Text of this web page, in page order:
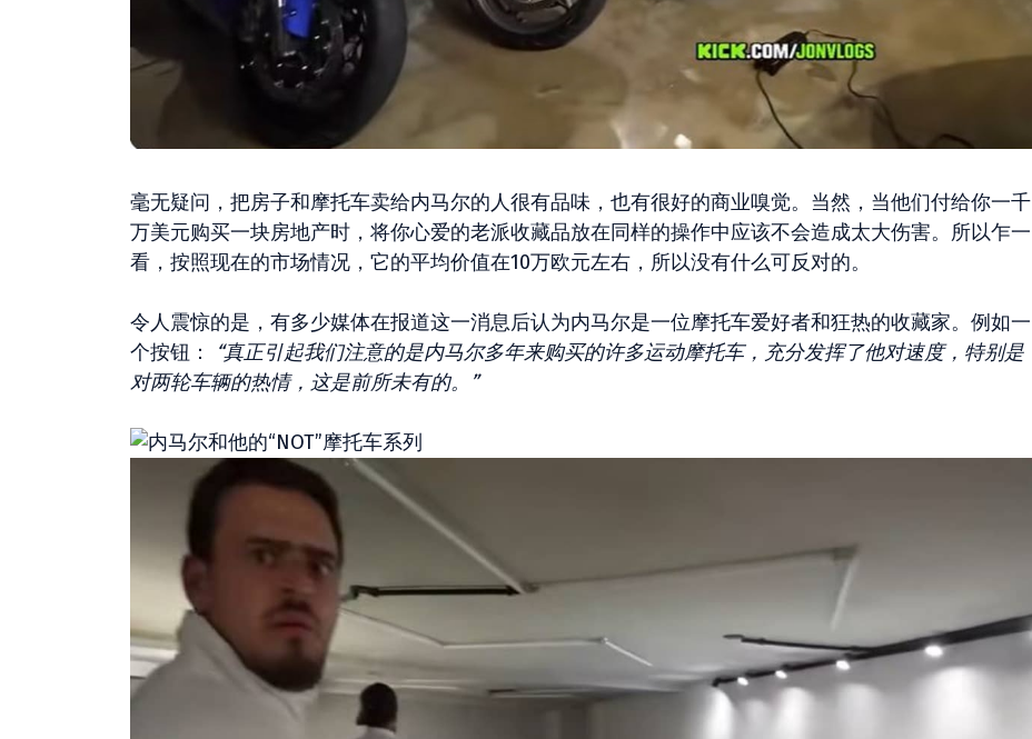
毫无疑问，把房子和摩托车卖给内马尔的人很有品味，也有很好的商业嗅觉。当然，当他们付给你一千
万美元购买一块房地产时，将你心爱的老派收藏品放在同样的操作中应该不会造成太大伤害。所以乍一
看，按照现在的市场情况，它的平均价值在10万欧元左右，所以没有什么可反对的。
令人震惊的是，有多少媒体在报道这一消息后认为内马尔是一位摩托车爱好者和狂热的收藏家。例如一
个按钮：
“真正引起我们注意的是内马尔多年来购买的许多运动摩托车，充分发挥了他对速度，特别是
对两轮车辆的热情，这是前所未有的。”